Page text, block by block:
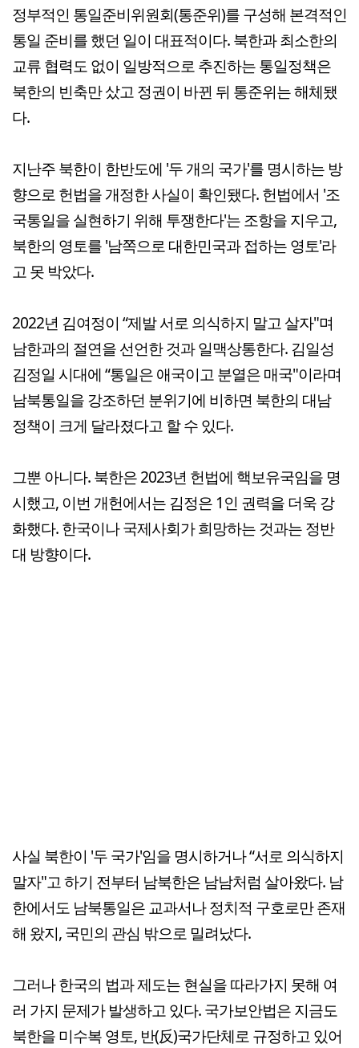
정부적인 통일준비위원회(통준위)를 구성해 본격적인
통일 준비를 했던 일이 대표적이다. 북한과 최소한의
교류 협력도 없이 일방적으로 추진하는 통일정책은
북한의 빈축만 샀고 정권이 바뀐 뒤 통준위는 해체됐
다.
지난주 북한이 한반도에 '두 개의 국가'를 명시하는 방
향으로 헌법을 개정한 사실이 확인됐다. 헌법에서 '조
국통일을 실현하기 위해 투쟁한다'는 조항을 지우고,
북한의 영토를 '남쪽으로 대한민국과 접하는 영토'라
고 못 박았다.
2022년 김여정이 “제발 서로 의식하지 말고 살자"며
남한과의 절연을 선언한 것과 일맥상통한다. 김일성
김정일 시대에 “통일은 애국이고 분열은 매국"이라며
남북통일을 강조하던 분위기에 비하면 북한의 대남
정책이 크게 달라졌다고 할 수 있다.
그뿐 아니다. 북한은 2023년 헌법에 핵보유국임을 명
시했고, 이번 개헌에서는 김정은 1인 권력을 더욱 강
화했다. 한국이나 국제사회가 희망하는 것과는 정반
대 방향이다.
사실 북한이 '두 국가'임을 명시하거나 “서로 의식하지
말자"고 하기 전부터 남북한은 남남처럼 살아왔다. 남
한에서도 남북통일은 교과서나 정치적 구호로만 존재
해 왔지, 국민의 관심 밖으로 밀려났다.
그러나 한국의 법과 제도는 현실을 따라가지 못해 여
러 가지 문제가 발생하고 있다. 국가보안법은 지금도
북한을 미수복 영토, 반(反)국가단체로 규정하고 있어